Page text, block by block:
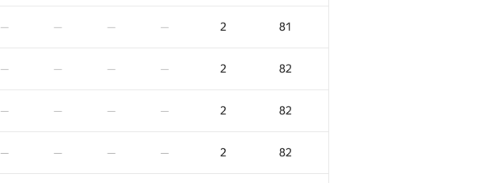
— — — — 2 81
— — — — 2 82
— — — — 2 82
— — — — 2 82